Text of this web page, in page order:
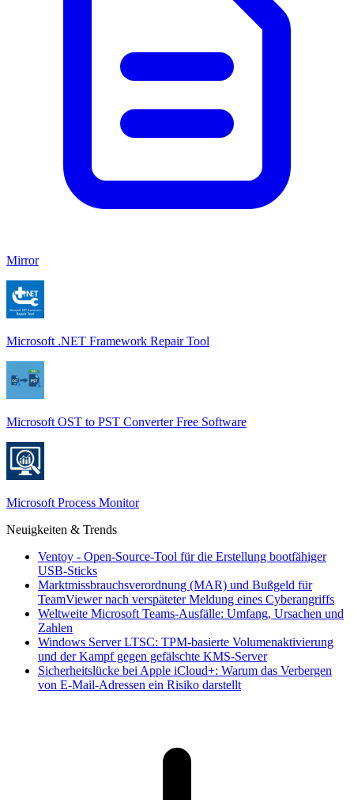
Mirror
Microsoft .NET Framework Repair Tool
Microsoft OST to PST Converter Free Software
Microsoft Process Monitor
Neuigkeiten & Trends
Ventoy - Open-Source-Tool für die Erstellung bootfähiger
USB-Sticks
Marktmissbrauchsverordnung (MAR) und Bußgeld für
TeamViewer nach verspäteter Meldung eines Cyberangriffs
Weltweite Microsoft Teams-Ausfälle: Umfang, Ursachen und
Zahlen
Windows Server LTSC: TPM-basierte Volumenaktivierung
und der Kampf gegen gefälschte KMS-Server
Sicherheitslücke bei Apple iCloud+: Warum das Verbergen
von E-Mail-Adressen ein Risiko darstellt